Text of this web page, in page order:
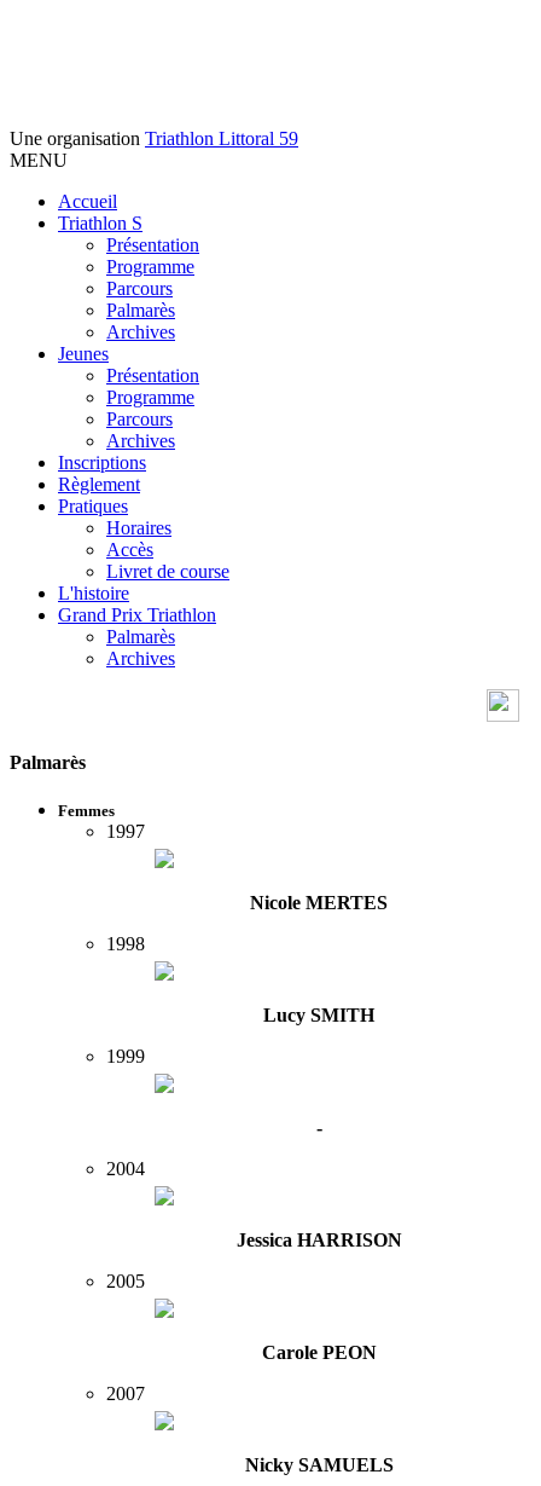
Une organisation Triathlon Littoral 59
MENU
Accueil
Triathlon S
Présentation
Programme
Parcours
Palmarès
Archives
Jeunes
Présentation
Programme
Parcours
Archives
Inscriptions
Règlement
Pratiques
Horaires
Accès
Livret de course
L'histoire
Grand Prix Triathlon
Palmarès
Archives
Palmarès
Femmes
1997
Nicole MERTES
1998
Lucy SMITH
1999
-
2004
Jessica HARRISON
2005
Carole PEON
2007
Nicky SAMUELS